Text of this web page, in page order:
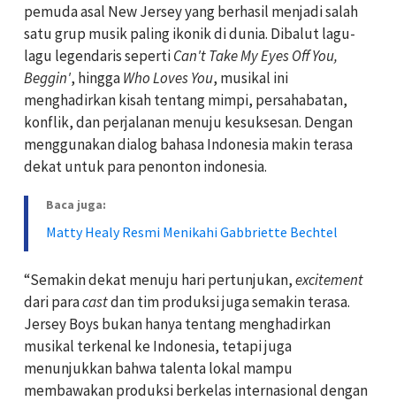
pemuda asal New Jersey yang berhasil menjadi salah
satu grup musik paling ikonik di dunia. Dibalut lagu-
lagu legendaris sepertiCan't Take My Eyes Off You,
Beggin', hinggaWho Loves You, musikal ini
menghadirkan kisah tentang mimpi, persahabatan,
konflik, dan perjalanan menuju kesuksesan. Dengan
menggunakan dialog bahasa Indonesia makin terasa
dekat untuk para penonton indonesia.
Baca juga:
Matty Healy Resmi Menikahi Gabbriette Bechtel
“Semakin dekat menuju hari pertunjukan,excitement
dari paracastdan tim produksi juga semakin terasa.
Jersey Boys bukan hanya tentang menghadirkan
musikal terkenal ke Indonesia, tetapi juga
menunjukkan bahwa talenta lokal mampu
membawakan produksi berkelas internasional dengan